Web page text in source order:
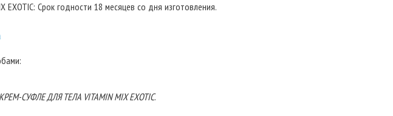
Срок годности 18 месяцев со дня изготовления.
КРЕМ-СУФЛЕ ДЛЯ ТЕЛА VITAMIN MIX EXOTIC.